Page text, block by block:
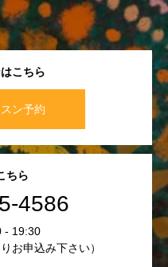
こちら
ン予約
ちら
4586
- 19:30
お申込み下さい）